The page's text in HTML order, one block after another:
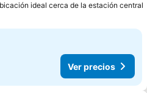
ideal cerca de la estación central
Ver precios